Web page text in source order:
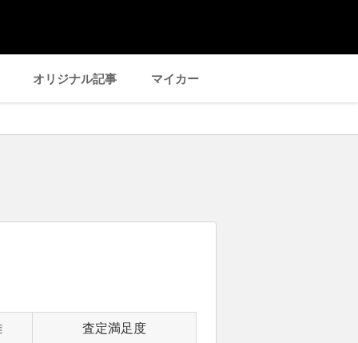
オリジナル記事 マイカー
査定満足度